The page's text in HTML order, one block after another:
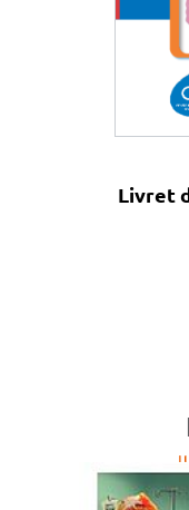
Livret